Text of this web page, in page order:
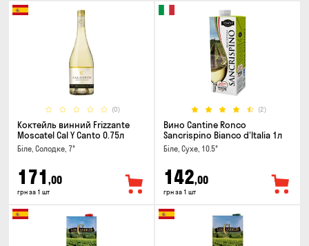
(0)
Коктейль винний Frizzante
Moscatel Cal Y Canto 0.75л
Біле, Солодке, 7°
171 ,00
грн за 1 шт
(2)
Вино Cantine Ronco
Sancrispino Bianco d'Italia 1л
Біле, Сухе, 10.5°
142,00
грн за 1 шт